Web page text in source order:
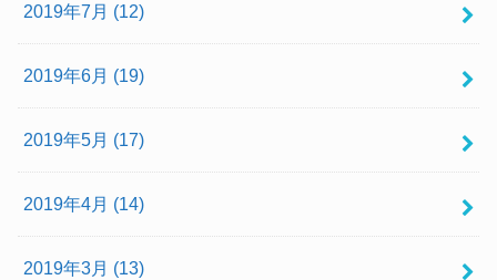
2019年7月 (12)
2019年6月 (19)
2019年5月 (17)
2019年4月 (14)
2019年3月 (13)